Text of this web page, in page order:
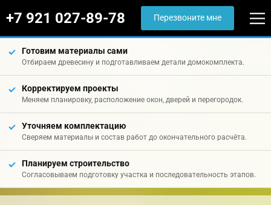
+7 921 027-89-78 Перезвоните мне
Готовим материалы сами
Отбираем древесину и подготавливаем детали домокомплекта.
Корректируем проекты
Меняем планировку, расположение окон, дверей и перегородок.
Уточняем комплектацию
Сверяем материалы и состав работ до окончательного расчёта.
Планируем строительство
Согласовываем подготовку участка и последовательность этапов.